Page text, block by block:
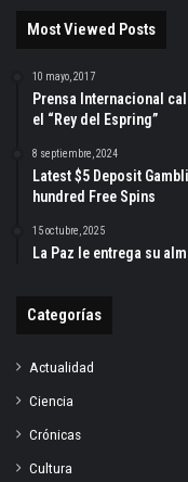
Most Viewed Posts
10 mayo, 2017
Prensa Internacional
el “Rey del Espring”
8 septiembre, 2024
Latest $5 Deposit
hundred Free Spins
15 octubre, 2025
La Paz le entrega su
Categorías
Actualidad
Ciencia
Crónicas
Cultura